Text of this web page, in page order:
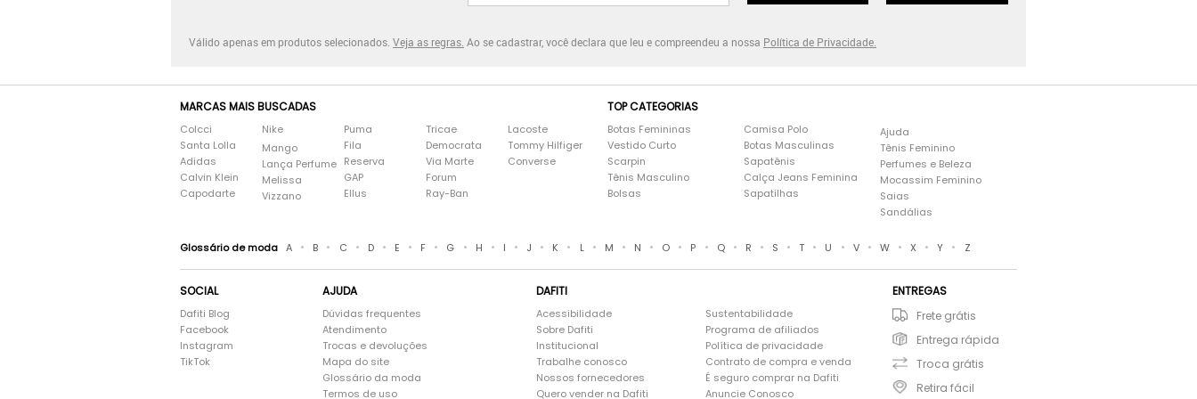
Válido apenas em produtos selecionados. Veja as regras. Ao se cadastrar, você declara que leu e compreendeu a nossa Política de Privacidade.
MARCAS MAIS BUSCADAS
Colcci
Santa Lolla
Adidas
Calvin Klein
Capodarte
Nike
Mango
Lança Perfume
Melissa
Vizzano
Puma
Fila
Reserva
GAP
Ellus
Tricae
Democrata
Via Marte
Forum
Ray-Ban
Lacoste
Tommy Hilfiger
Converse
TOP CATEGORIAS
Botas Femininas
Vestido Curto
Scarpin
Tênis Masculino
Bolsas
Camisa Polo
Botas Masculinas
Sapatênis
Calça Jeans Feminina
Sapatilhas
Ajuda
Tênis Feminino
Perfumes e Beleza
Mocassim Feminino
Saias
Sandálias
Glossário de moda A • B • C • D • E • F • G • H • I • J • K • L • M • N • O • P • Q • R • S • T • U • V • W • X • Y • Z
SOCIAL
Dafiti Blog
Facebook
Instagram
TikTok
AJUDA
Dúvidas frequentes
Atendimento
Trocas e devoluções
Mapa do site
Glossário da moda
Termos de uso
DAFITI
Acessibilidade
Sobre Dafiti
Institucional
Trabalhe conosco
Nossos fornecedores
Quero vender na Dafiti
Sustentabilidade
Programa de afiliados
Política de privacidade
Contrato de compra e venda
É seguro comprar na Dafiti
Anuncie Conosco
ENTREGAS
Frete grátis
Entrega rápida
Troca grátis
Retira fácil